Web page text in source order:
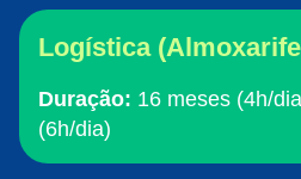
Logística
Duração: 16 meses (4h/
(6h/dia)